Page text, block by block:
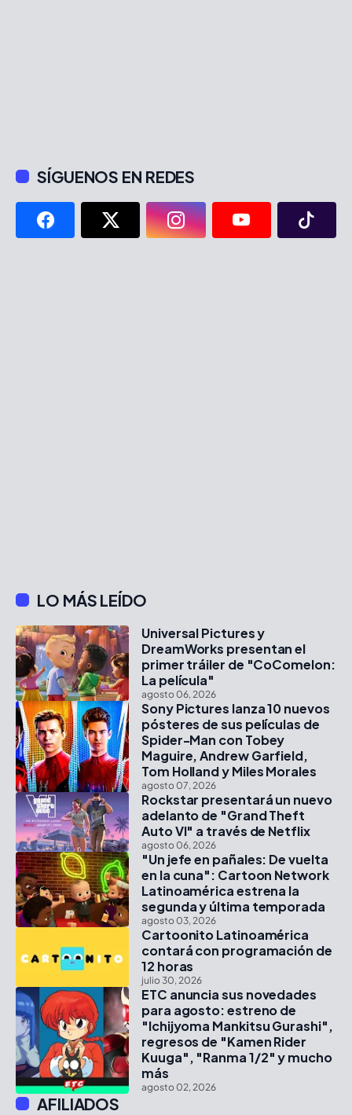
SÍGUENOS EN REDES
LO MÁS LEÍDO
Universal Pictures y
DreamWorks presentan el
primer tráiler de "CoComelon:
La película"
agosto 06, 2026
Sony Pictures lanza 10 nuevos
pósteres de sus películas de
Spider-Man con Tobey
Maguire, Andrew Garfield,
Tom Holland y Miles Morales
agosto 07, 2026
Rockstar presentará un nuevo
adelanto de "Grand Theft
Auto VI" a través de Netflix
agosto 06, 2026
"Un jefe en pañales: De vuelta
en la cuna": Cartoon Network
Latinoamérica estrena la
segunda y última temporada
agosto 03, 2026
Cartoonito Latinoamérica
contará con programación de
12 horas
julio 30, 2026
ETC anuncia sus novedades
para agosto: estreno de
"Ichijyoma Mankitsu Gurashi",
regresos de "Kamen Rider
Kuuga", "Ranma 1/2" y mucho
más
agosto 02, 2026
AFILIADOS